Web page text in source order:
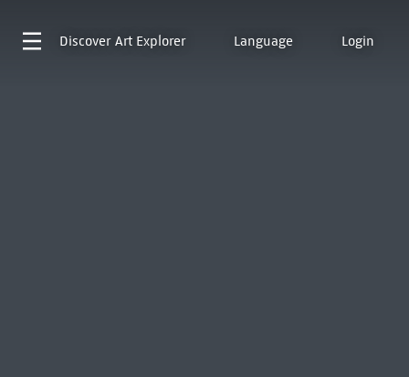
Discover Art Explorer Language Login